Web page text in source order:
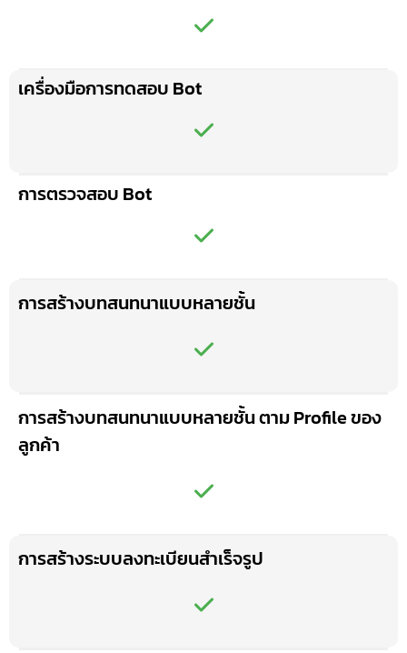
เครื่องมือการทดสอบ Bot
การตรวจสอบ Bot
การสร้างบทสนทนาแบบหลายชั้น
การสร้างบทสนทนาแบบหลายชั้น ตาม Profile ของ
ลูกค้า
การสร้างระบบลงทะเบียนสำเร็จรูป